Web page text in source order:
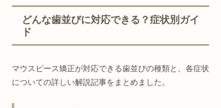
どんな歯並びに対応できる？症状別ガイ
ド
マウスピース矯正が対応できる歯並びの種類と、各症状
についての詳しい解説記事をまとめました。